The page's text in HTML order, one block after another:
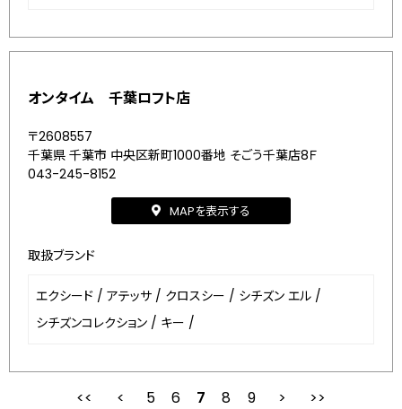
オンタイム 千葉ロフト店
〒2608557
千葉県 千葉市 中央区新町1000番地 そごう千葉店8Ｆ
043-245-8152
MAPを表示する
取扱ブランド
エクシード / アテッサ / クロスシー / シチズン エル /
シチズンコレクション / キー /
最初 前
5 6 7 8 9